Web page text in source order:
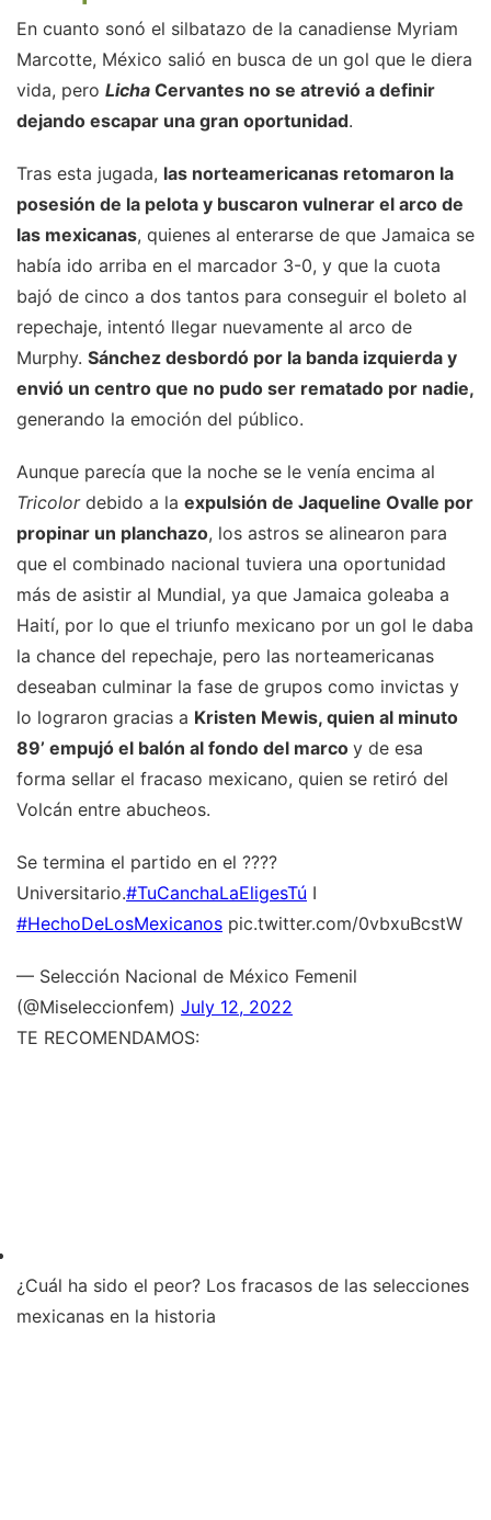
En cuanto sonó el silbatazo de la canadiense Myriam
Marcotte, México salió en busca de un gol que le diera
vida, pero Licha Cervantes no se atrevió a definir
dejando escapar una gran oportunidad.
Tras esta jugada, las norteamericanas retomaron la
posesión de la pelota y buscaron vulnerar el arco de
las mexicanas, quienes al enterarse de que Jamaica se
había ido arriba en el marcador 3-0, y que la cuota
bajó de cinco a dos tantos para conseguir el boleto al
repechaje, intentó llegar nuevamente al arco de
Murphy. Sánchez desbordó por la banda izquierda y
envió un centro que no pudo ser rematado por nadie,
generando la emoción del público.
Aunque parecía que la noche se le venía encima al
Tricolor debido a la expulsión de Jaqueline Ovalle por
propinar un planchazo, los astros se alinearon para
que el combinado nacional tuviera una oportunidad
más de asistir al Mundial, ya que Jamaica goleaba a
Haití, por lo que el triunfo mexicano por un gol le daba
la chance del repechaje, pero las norteamericanas
deseaban culminar la fase de grupos como invictas y
lo lograron gracias a Kristen Mewis, quien al minuto
89’ empujó el balón al fondo del marco y de esa
forma sellar el fracaso mexicano, quien se retiró del
Volcán entre abucheos.
Se termina el partido en el ????️
Universitario.#TuCanchaLaEligesTú I
#HechoDeLosMexicanos pic.twitter.com/0vbxuBcstW
— Selección Nacional de México Femenil
(@Miseleccionfem) July 12, 2022
TE RECOMENDAMOS:
¿Cuál ha sido el peor? Los fracasos de las selecciones
mexicanas en la historia